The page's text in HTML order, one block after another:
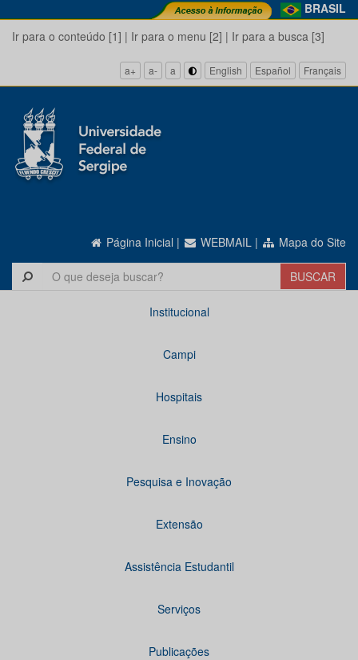
BRASIL
Ir para o conteúdo [1] | Ir para o menu [2] | Ir para a busca [3]
a+ a- a English Español Français
Página Inicial | WEBMAIL | Mapa do Site
Institucional
Campi
Hospitais
Ensino
Pesquisa e Inovação
Extensão
Assistência Estudantil
Serviços
Publicações